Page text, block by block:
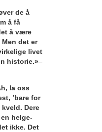
de å
å få
å være
det er
livet
historie.»–
la oss
’bare for
Dere
helge-
ikke. Det